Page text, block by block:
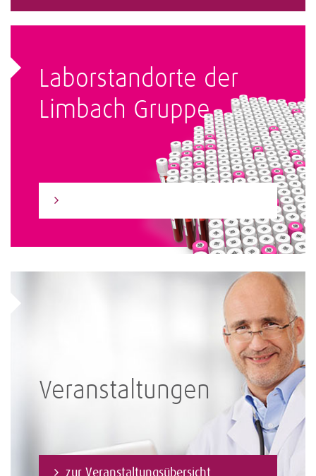
Laborstandorte der
Limbach Gruppe
Veranstaltungen
zur Veranstaltungsübersicht